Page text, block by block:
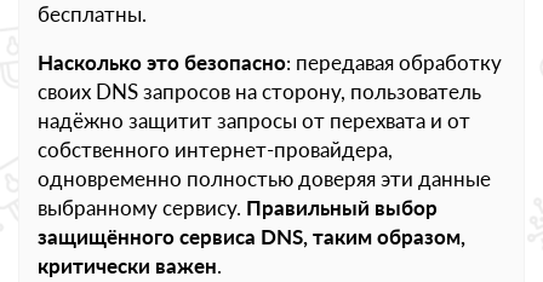
бесплатны.
Насколько это безопасно: передавая обработку
своих DNS запросов на сторону, пользователь
надёжно защитит запросы от перехвата и от
собственного интернет-провайдера,
одновременно полностью доверяя эти данные
выбранному сервису. Правильный выбор
защищённого сервиса DNS, таким образом,
критически важен.